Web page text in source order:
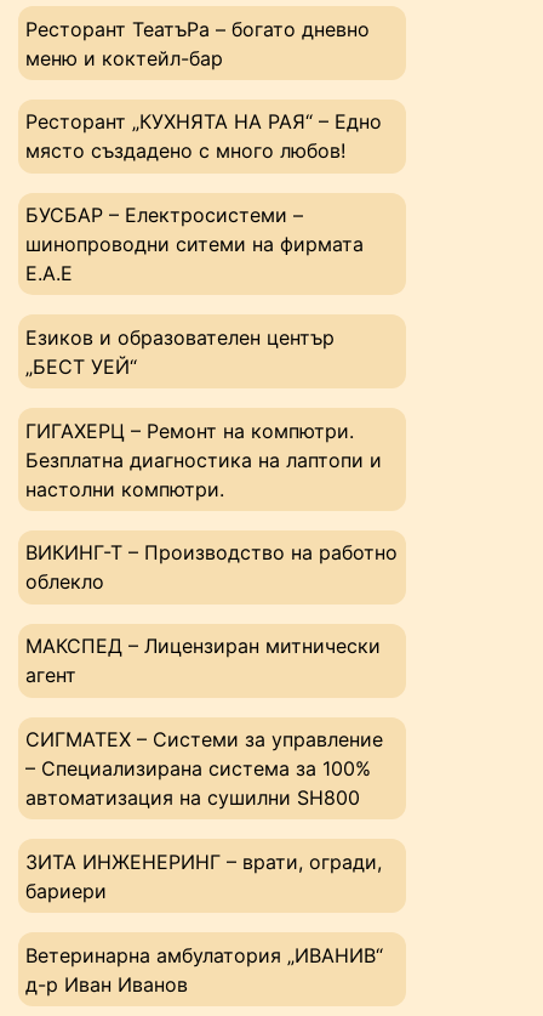
Ресторант ТеатъРа – богато дневно
меню и коктейл-бар
Ресторант „КУХНЯТА НА РАЯ“ – Едно
място създадено с много любов!
БУСБАР – Електросистеми –
шинопроводни ситеми на фирмата
Е.А.Е
Езиков и образователен център
„БЕСТ УЕЙ“
ГИГАХЕРЦ – Ремонт на компютри.
Безплатна диагностика на лаптопи и
настолни компютри.
ВИКИНГ-Т – Производство на работно
облекло
МАКСПЕД – Лицензиран митнически
агент
СИГМАТЕХ – Системи за управление
– Специализирана система за 100%
автоматизация на сушилни SH800
ЗИТА ИНЖЕНЕРИНГ – врати, огради,
бариери
Ветеринарна амбулатория „ИВАНИВ“
д-р Иван Иванов